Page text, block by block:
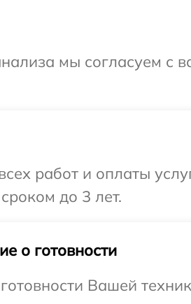
мы согласуем с
работ и оплаты
до 3 лет.
о готовности
Вашей